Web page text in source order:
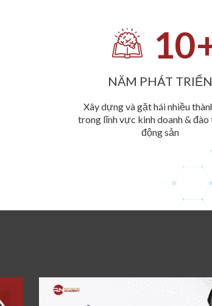
10
NĂM PHÁT TRIỂN
Xây dựng và gặt hái nhiều
trong lĩnh vực kinh doanh &
động sản